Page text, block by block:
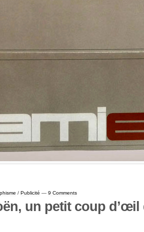
/ Publicité — 9 Comments
un petit coup